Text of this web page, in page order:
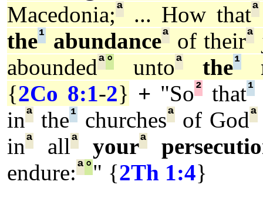
Macedonia;ª ... How thatª
the¹ abundanceª of theirª
aboundedª° untoª the¹
{2Co 8:1-2} + "So² that¹
inª the¹ churchesª of Godª
inª allª yourª
endure:ª°" {2Th 1:4}